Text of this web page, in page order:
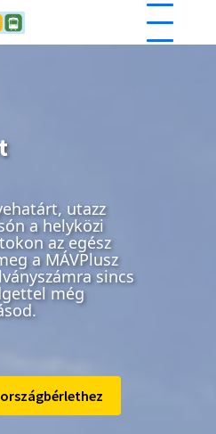
utazz
a helyközi
az egész
a MÁVPlusz
sincs
még